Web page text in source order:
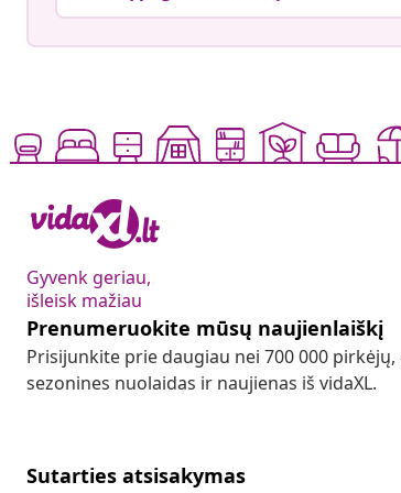
Gyvenk geriau,
išleisk mažiau
Prenumeruokite mūsų naujienlaiškį
Prisijunkite prie daugiau nei 700 000
sezonines nuolaidas ir naujienas iš vidaXL.
Sutarties atsisakymas